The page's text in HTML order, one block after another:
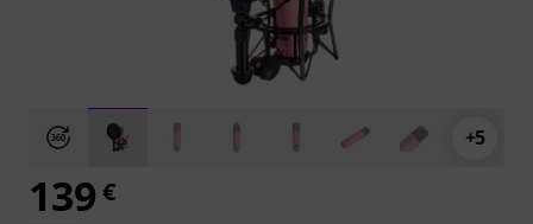
+5
139 €